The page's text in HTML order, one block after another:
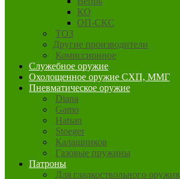
КО
ОП-СКС
ТОЗ
Другие производители
Комиссионное
Служебное оружие
Охолощенное оружие СХП, ММГ
Пневматическое оружие
Diana
Gamo
Hatsan
Stoeger
Калашников
Газовые пружины
Патроны
Для гладкоствольного оружия